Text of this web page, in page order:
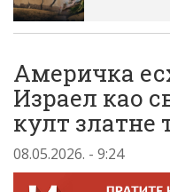
Америчка
Израел као
култ златне
08.05.2026. - 9:24